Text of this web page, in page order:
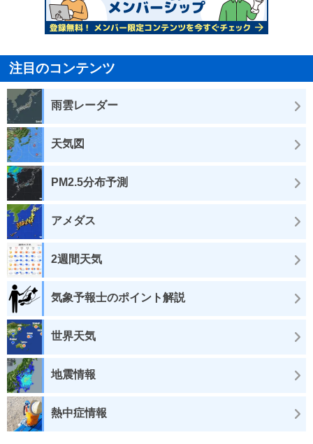
注目のコンテンツ
雨雲レーダー
天気図
PM2.5分布予測
アメダス
2週間天気
気象予報士のポイント解説
世界天気
地震情報
熱中症情報